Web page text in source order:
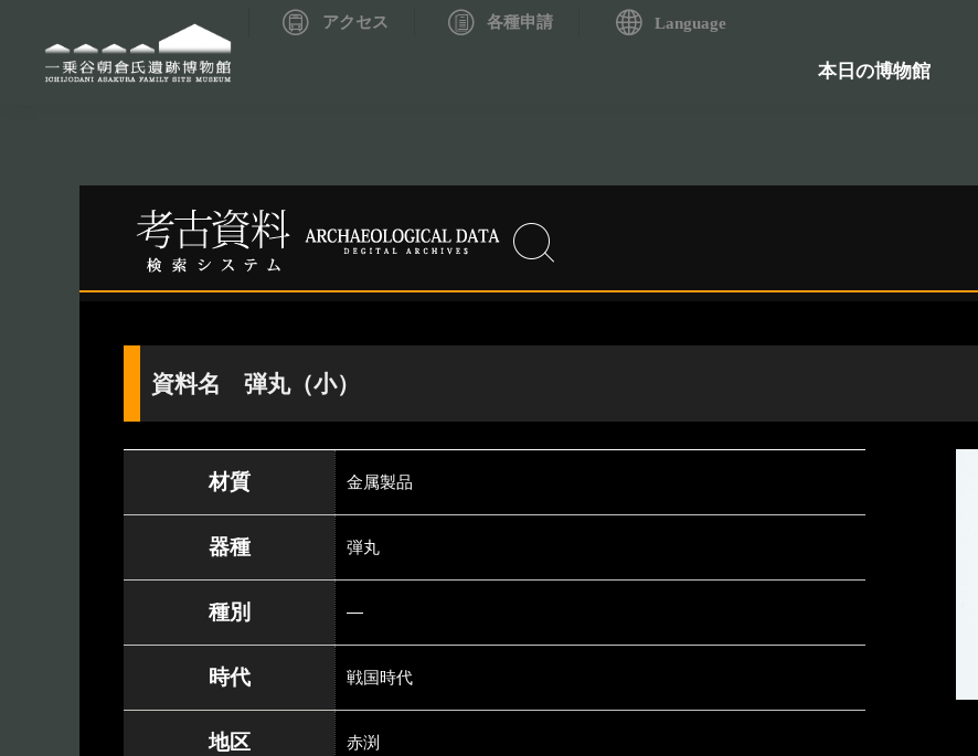
アクセス 各種申請 Language
本日の博物館
資料データベーストップ 考古資料検索システム 歴史資料検索システム
資料名 弾丸（小）
材質 金属製品
器種 弾丸
種別 ―
時代 戦国時代
地区 赤渕